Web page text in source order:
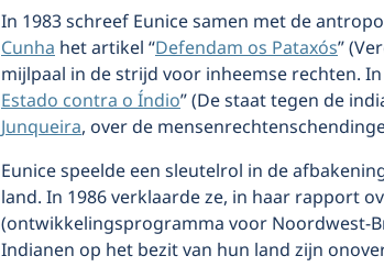
In 1983 schreef Eunice samen met de
Cunhahet artikel “Defendam os Pataxós”
mijlpaal in de strijd voor inheemse rechten.
Estado contra o Índio” (De staat tegen de
Junqueira, over de
Eunice speelde een sleutelrol in de
land. In 1986 verklaarde ze, in haar rapport
(ontwikkelingsprogramma voor Noordwest-
Indianen op het bezit van hun land zijn